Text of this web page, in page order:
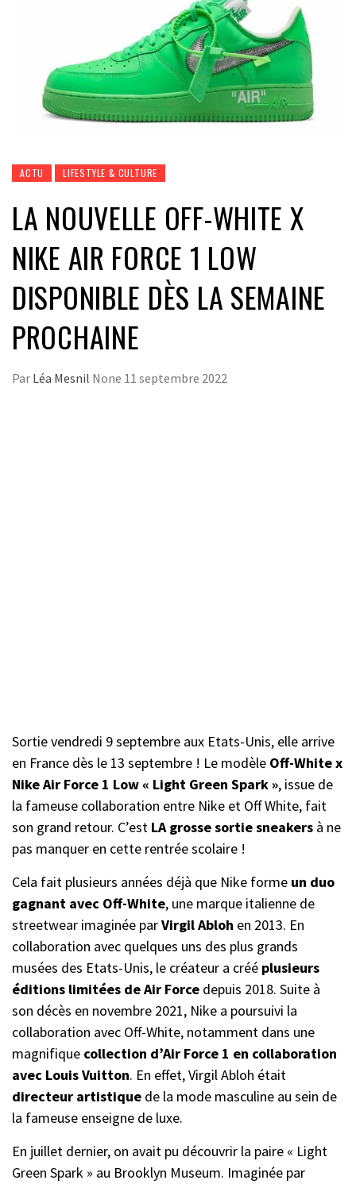
ACTU LIFESTYLE & CULTURE
LA NOUVELLE OFF-WHITE X
NIKE AIR FORCE 1 LOW
DISPONIBLE DÈS LA SEMAINE
PROCHAINE
Par Léa Mesnil None 11 septembre 2022
Sortie vendredi 9 septembre aux Etats-Unis, elle arrive
en France dès le 13 septembre ! Le modèle Off-White x
Nike Air Force 1 Low « Light Green Spark », issue de
la fameuse collaboration entre Nike et Off White, fait
son grand retour. C’est LA grosse sortie sneakers à ne
pas manquer en cette rentrée scolaire !
Cela fait plusieurs années déjà que Nike forme un duo
gagnant avec Off-White, une marque italienne de
streetwear imaginée parVirgil Abloh en 2013. En
collaboration avec quelques uns des plus grands
musées des Etats-Unis, le créateur a créé plusieurs
éditions limitées de Air Force depuis 2018. Suite à
son décès en novembre 2021, Nike a poursuivi la
collaboration avec Off-White, notamment dans une
magnifique collection d’Air Force 1 en collaboration
avec Louis Vuitton. En effet, Virgil Abloh était
directeur artistique de la mode masculine au sein de
la fameuse enseigne de luxe.
En juillet dernier, on avait pu découvrir la paire « Light
Green Spark » au Brooklyn Museum. Imaginée par